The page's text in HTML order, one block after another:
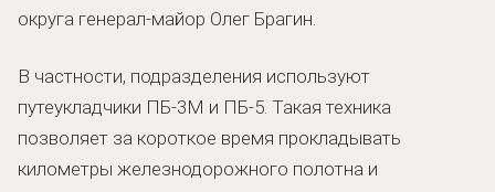
округа генерал-майор Олег Брагин.
В частности, подразделения используют
путеукладчики ПБ-3М и ПБ-5. Такая техника
позволяет за короткое время прокладывать
километры железнодорожного полотна и